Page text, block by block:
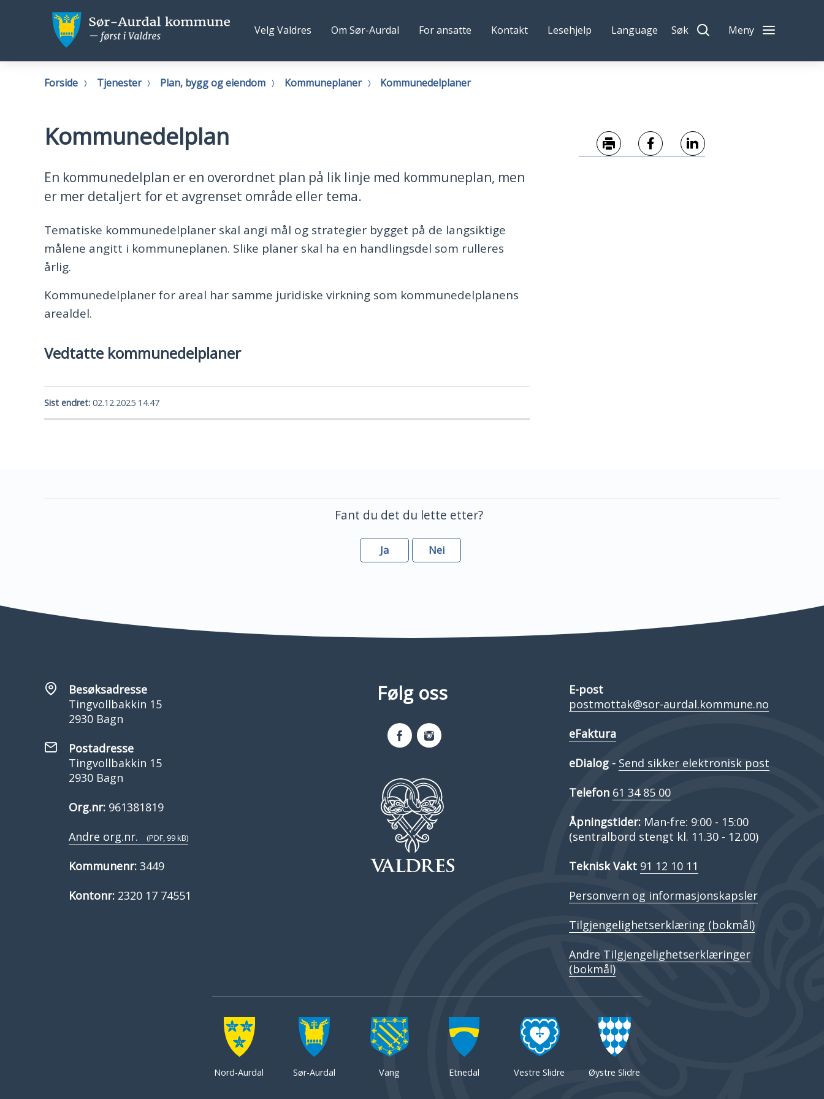
Sør-
Aurdal
kommune
Sør-
Aurdal
kommune
Følg
Velg Valdres Om Sør-Aurdal For ansatte Kontakt Lesehjelp Language Søk Meny
Du
Forside Tjenester Plan, bygg og eiendom Kommuneplaner Kommunedelplaner
Kommunedelplan
En kommunedelplan er en overordnet plan på lik linje med kommuneplan, men
er mer detaljert for et avgrenset område eller tema.
Tematiske kommunedelplaner skal angi mål og strategier bygget på de langsiktige
målene angitt i kommuneplanen. Slike planer skal ha en handlingsdel som rulleres
årlig.
Kommunedelplaner for areal har samme juridiske virkning som kommunedelplanens
arealdel.
Vedtatte kommunedelplaner
Sist endret 02.12.2025 14.47
Fant du det du lette etter?
Ja Nei
Besøksadresse
Tingvollbakkin 15
2930 Bagn
Postadresse
Tingvollbakkin 15
2930 Bagn
Org.nr: 961381819
Andre org.nr.
(PDF, 99 kB)
Kommunenr: 3449
Kontonr: 2320 17 74551
Følg oss
FacebookInstagram
E-post
postmottak@sor-aurdal.kommune.no
eFaktura
eDialog - Send sikker elektronisk post
Telefon 61 34 85 00
Åpningstider: Man-fre: 9:00 - 15:00
(sentralbord stengt kl. 11.30 - 12.00)
Teknisk Vakt 91 12 10 11
Personvern og informasjonskapsler
Tilgjengelighetserklæring (bokmål)
Andre Tilgjengelighetserklæringer
(bokmål)
Nord-Aurdal Sør-Aurdal Vang Etnedal Vestre Slidre Øystre Slidre